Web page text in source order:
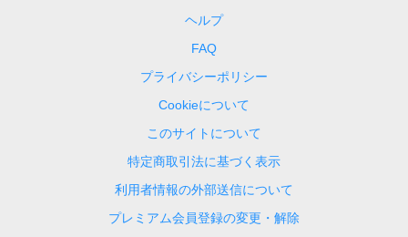
ヘルプ
FAQ
プライバシーポリシー
Cookieについて
このサイトについて
特定商取引法に基づく表示
利用者情報の外部送信について
プレミアム会員登録の変更・解除